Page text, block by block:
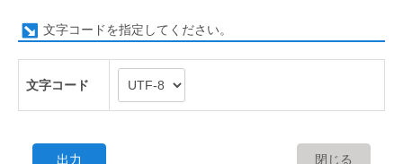
文字コードを指定してください。
文字コード